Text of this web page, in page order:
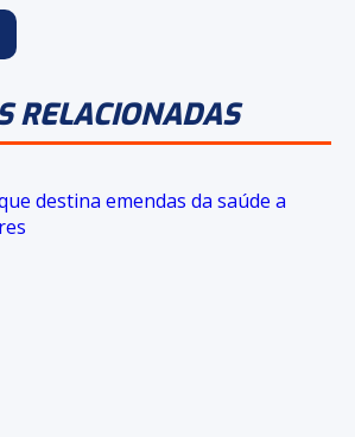
RELACIONADAS